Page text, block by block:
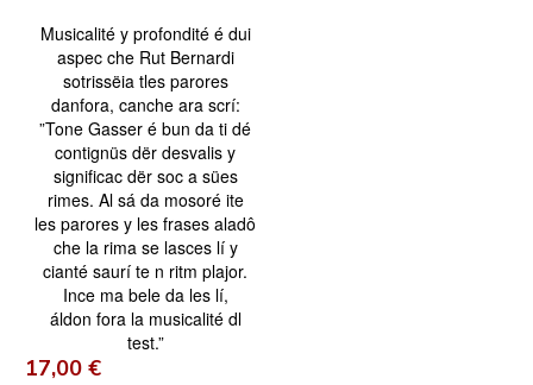
Musicalité y profondité é dui
aspec che Rut Bernardi
sotrissëia tles parores
danfora, canche ara scrí:
”Tone Gasser é bun da ti dé
contignüs dër desvalis y
significac dër soc a sües
rimes. Al sá da mosoré ite
les parores y les frases aladô
che la rima se lasces lí y
cianté saurí te n ritm plajor.
Ince ma bele da les lí,
áldon fora la musicalité dl
test.”
17,00 €